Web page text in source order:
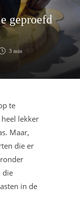
geproefd
3 min
te
lekker
Maar,
die er
die
in de